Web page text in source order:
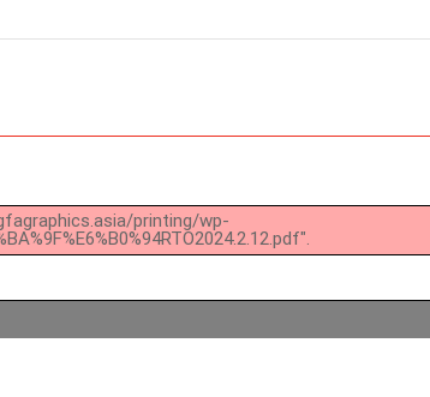
printing/wp-